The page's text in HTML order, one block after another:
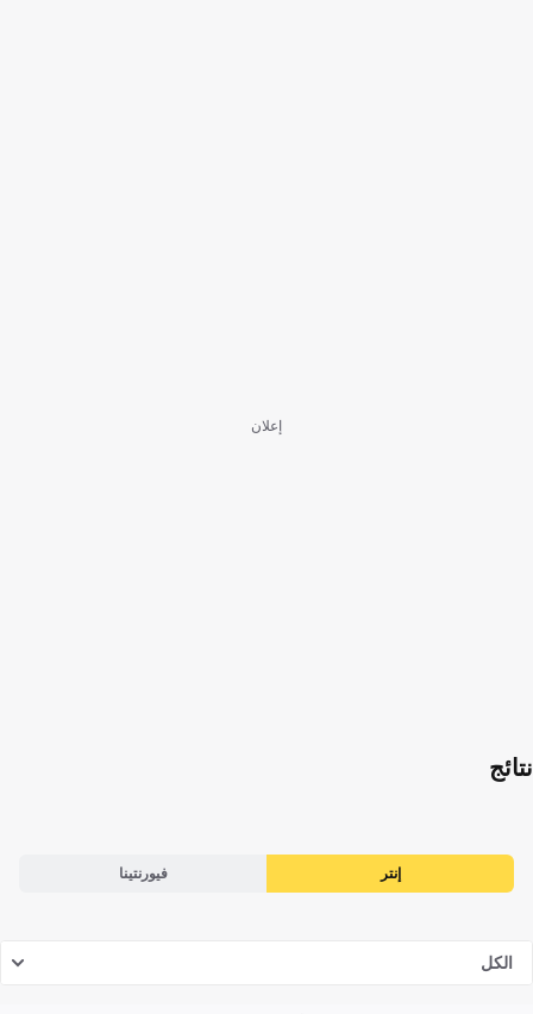
إعلان
نتائج
إنتر فيورنتينا
الكل